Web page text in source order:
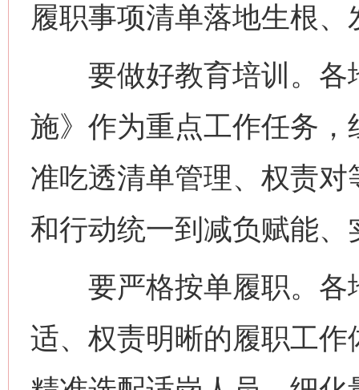
履职事项清单落地生根、
要做好教育培训。各
施》作为重点工作任务
准吃透清单管理、权责
和行动统一到减负赋能、
要严格按单履职。各
适、权责明晰的履职工